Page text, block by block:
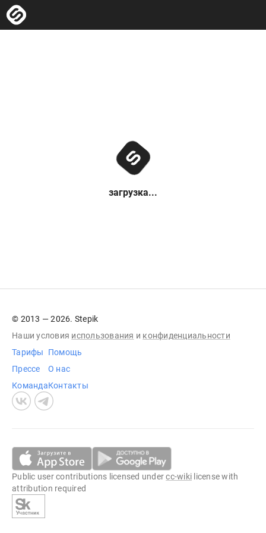
загрузка...
© 2013 — 2026. Stepik
Наши условия использования и конфиденциальности
Тарифы
Прессе
Команда
Помощь
О нас
Контакты
Public user contributions licensed undercc-wiki license with
attribution required